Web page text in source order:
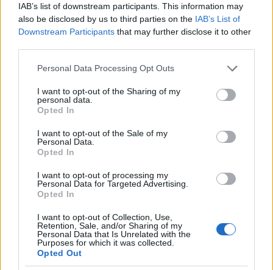
IAB’s list of downstream participants. This information may
also be disclosed by us to third parties on the IAB’s List of
Downstream Participants that may further disclose it to other
Please note that this website/app uses one or more Google
not limited to your visit or usage behaviour. You may click to
grant or deny consent to Google and its third-party tags to
use your data for below specified purposes in below Google
consent section.
Personal Data Processing Opt Outs
I want to opt-out of the Sharing of my
personal data.
Opted In
I want to opt-out of the Sale of my
Personal Data.
Opted In
I want to opt-out of processing my
Personal Data for Targeted Advertising.
Opted In
I want to opt-out of Collection, Use,
Retention, Sale, and/or Sharing of my
Personal Data that Is Unrelated with the
Purposes for which it was collected.
Opted Out
Pokorny Lia:
„A színészetet szolgálatnak tartom”
Már az első olvasáskor úgy zokogtam, hogy alig
láttam a könnyeimen keresztül a betűket.
A
felmenőim között többen is voltak, akik átélték, át
kellett, hogy éljék azt, hogy elveszítik a kisbabájukat,
és valószínűleg ez transzgenerációsan olyan erősen
bennem van, hogy amikor elkezdtük próbálni, akkor
ezeket a fájdalmas érzéseket régi ismerősként
üdvözöltem. Ez az egész előadás egyfajta